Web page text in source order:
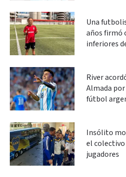
Una
años firmó
inferiores
River
Almada
fútbol
Insólito
el
jugadores